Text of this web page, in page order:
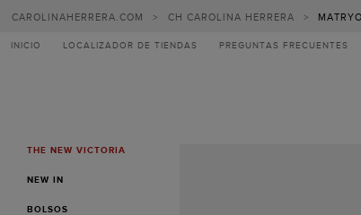
CAROLINAHERRERA.COM > CH CAROLINA HERRERA >
INICIO LOCALIZADOR DE TIENDAS PREGUNTAS FRECUENTES
MENUTHE NEW VICTORIA
NEW IN
BOLSOS